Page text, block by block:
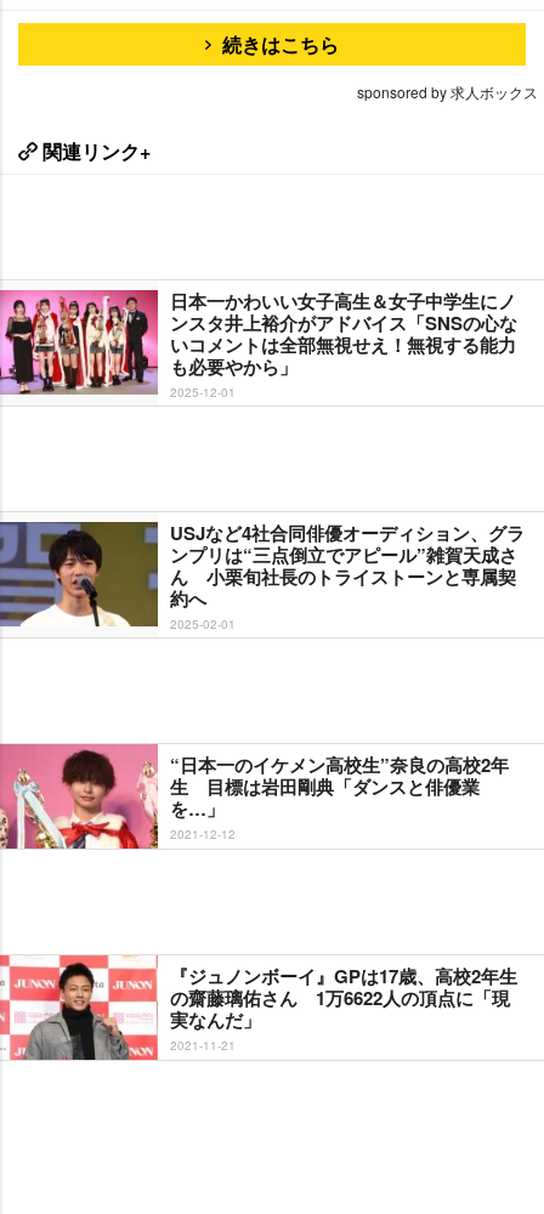
続きはこちら
sponsored by 求人ボックス
関連リンク+
日本一かわいい女子高生＆女子中学生にノ
ンスタ井上裕介がアドバイス「SNSの心な
いコメントは全部無視せえ！無視する能力
も必要やから」
2025-12-01
USJなど4社合同俳優オーディション、グラ
ンプリは“三点倒立でアピール”雑賀天成さ
ん 小栗旬社長のトライストーンと専属契
約へ
2025-02-01
“日本一のイケメン高校生”奈良の高校2年
生 目標は岩田剛典「ダンスと俳優業
を…」
2021-12-12
『ジュノンボーイ』GPは17歳、高校2年生
の齋藤璃佑さん 1万6622人の頂点に「現
実なんだ」
2021-11-21